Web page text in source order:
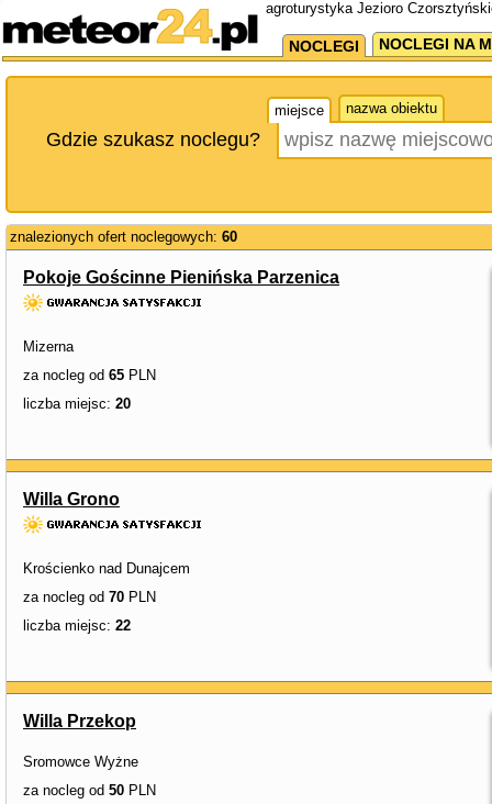
agroturystyka Jezioro
NOCLEGI NOCLEGI NA
miejsce nazwa obiektu
Gdzie szukasz noclegu?
znalezionych ofert noclegowych: 60
Pokoje Gościnne Pienińska Parzenica
Mizerna
za nocleg od 65 PLN
liczba miejsc: 20
Willa Grono
Krościenko nad Dunajcem
za nocleg od 70 PLN
liczba miejsc: 22
Willa Przekop
Sromowce Wyżne
za nocleg od 50 PLN